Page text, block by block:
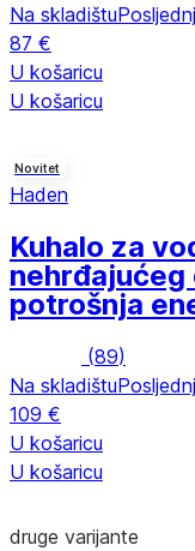
Na skladištu
87 €
U košaricu
U košaricu
Novitet
Haden
Kuhalo za
nehrđajućeg
potrošnja
(89)
Na skladištu
109 €
U košaricu
U košaricu
druge varijante